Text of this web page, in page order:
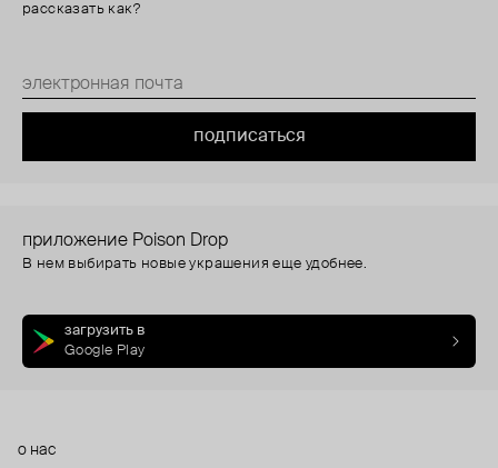
рассказать как?
подписаться
приложение Poison Drop
В нем выбирать новые украшения еще удобнее.
загрузить в
Google Play
о нас